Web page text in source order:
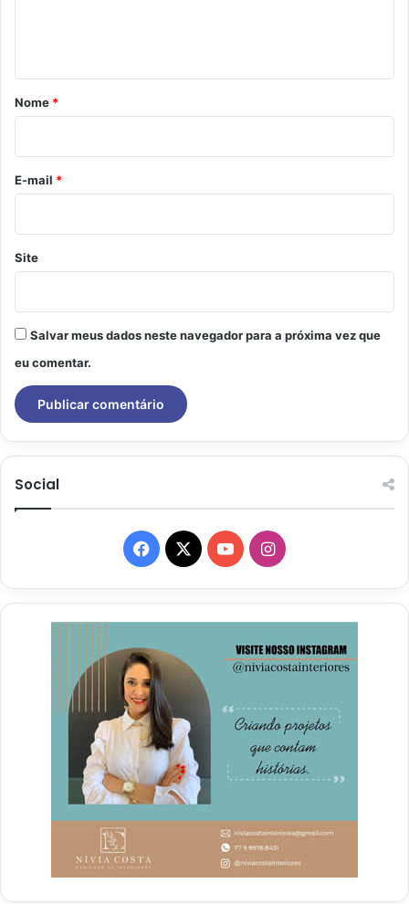
r
o
*
Nome *
E-mail *
Site
Salvar meus dados neste navegador para a próxima vez que
eu comentar.
Social
Facebook
X YouTubeInstagram